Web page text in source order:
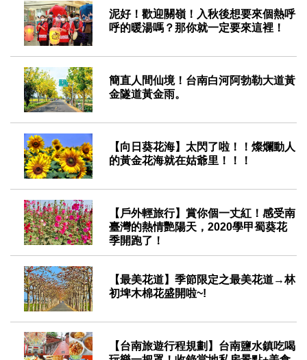
2020-12-11
泥好！歡迎關嶺！入秋後想要來個熱呼
呼的暖湯嗎？那你就一定要來這裡！
2020-09-18
簡直人間仙境！台南白河阿勃勒大道黃
金隧道黃金雨。
2020-06-04
【向日葵花海】太閃了啦！！燦爛動人
的黃金花海就在姑爺里！！！
2020-04-18
【戶外輕旅行】賞你個一丈紅！感受南
臺灣的熱情艷陽天，2020學甲蜀葵花
季開跑了！
2020-03-21
【最美花道】季節限定之最美花道→林
初埤木棉花盛開啦~!
2020-03-19
【台南旅遊行程規劃】台南鹽水鎮吃喝